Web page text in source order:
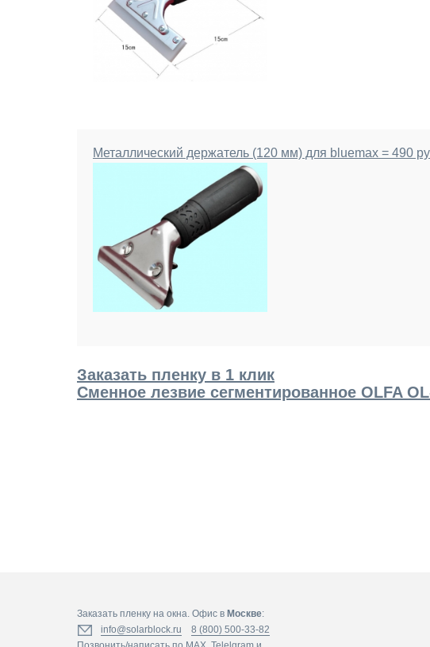
Металлический держатель (120 мм) для bluemax = 490
Заказать пленку в 1 клик
Cменное лезвие сегментированное OLFA
Заказать пленку на окна. Офис в Москве:
info@solarblock.ru
8 (800) 500-33-82